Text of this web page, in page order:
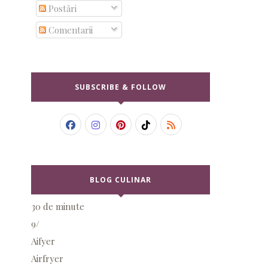
Postări
Comentarii
SUBSCRIBE & FOLLOW
BLOG CULINAR
30 de minute
9/
Aifyer
Airfryer